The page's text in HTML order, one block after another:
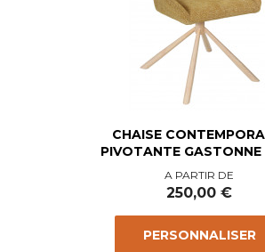
CHAISE
PIVOTANTE GASTONNE
Prix
A PARTIR DE
250,00 €
PERSONNALISER